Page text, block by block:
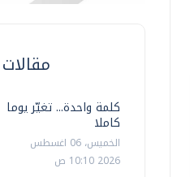
مقالات
كلمة واحدة... تغيّر يوما
كاملا
الخميس، 06 اغسطس
2026 10:10 ص